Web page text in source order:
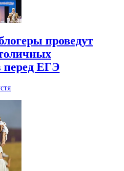
проведут
перед ЕГЭ